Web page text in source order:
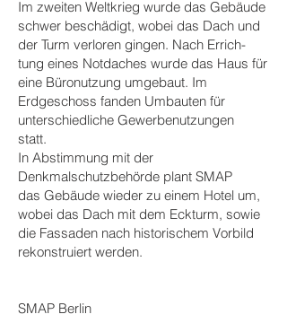
Im zweiten Weltkrieg wurde das Gebäude
schwer beschädigt, wobei das Dach und
der Turm verloren gingen. Nach Errich-
tung eines Notdaches wurde das Haus für
eine Büronutzung umgebaut. Im
Erdgeschoss fanden Umbauten für
unterschiedliche Gewerbenutzungen
statt.
In Abstimmung mit der
Denkmalschutzbehörde plant SMAP
das Gebäude wieder zu einem Hotel um,
wobei das Dach mit dem Eckturm, sowie
die Fassaden nach historischem Vorbild
rekonstruiert werden.
SMAP Berlin